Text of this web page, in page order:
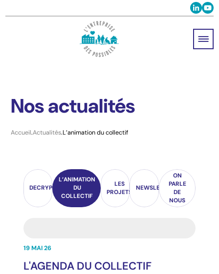
Nos actualités
AccueilActualités L’animation du collectif
DECRYPTAGE
L’ANIMATION
DU
COLLECTIF
LES
PROJETS
NEWSLETTER
ON
PARLE
DE
NOUS
19 MAI 26
L'AGENDA DU COLLECTIF